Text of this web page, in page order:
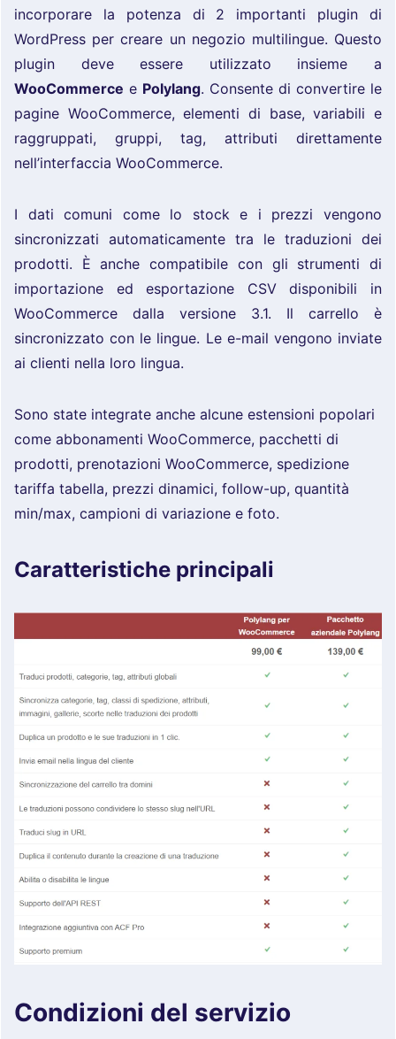
incorporare la potenza di 2 importanti plugin di
WordPress per creare un negozio multilingue. Questo
plugin deve essere utilizzato insieme a
WooCommerce e Polylang. Consente di convertire le
pagine WooCommerce, elementi di base, variabili e
raggruppati, gruppi, tag, attributi direttamente
nell’interfaccia WooCommerce.
I dati comuni come lo stock e i prezzi vengono
sincronizzati automaticamente tra le traduzioni dei
prodotti. È anche compatibile con gli strumenti di
importazione ed esportazione CSV disponibili in
WooCommerce dalla versione 3.1. Il carrello è
sincronizzato con le lingue. Le e-mail vengono inviate
ai clienti nella loro lingua.
Sono state integrate anche alcune estensioni popolari
come abbonamenti WooCommerce, pacchetti di
prodotti, prenotazioni WooCommerce, spedizione
tariffa tabella, prezzi dinamici, follow-up, quantità
min/max, campioni di variazione e foto.
Caratteristiche principali
Condizioni del servizio